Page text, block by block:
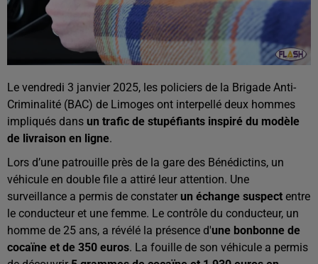
Le vendredi 3 janvier 2025, les policiers de la Brigade Anti-
Criminalité (BAC) de Limoges ont interpellé deux hommes
impliqués dans un trafic de stupéfiants inspiré du modèle
de livraison en ligne.
Lors d’une patrouille près de la gare des Bénédictins, un
véhicule en double file a attiré leur attention. Une
surveillance a permis de constater un échange suspect entre
le conducteur et une femme. Le contrôle du conducteur, un
homme de 25 ans, a révélé la présence d'une bonbonne de
cocaïne et de 350 euros. La fouille de son véhicule a permis